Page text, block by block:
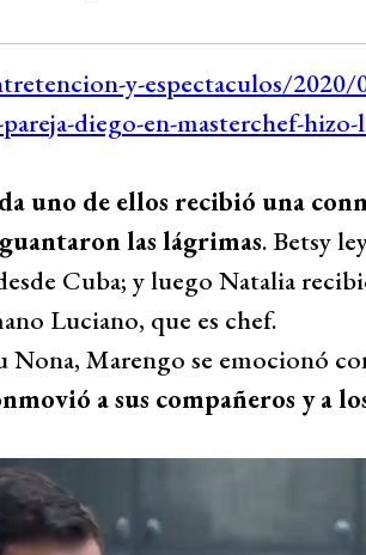
uno de ellos recibió una
las lágrimas. Betsy
Cuba; y luego Natalia
Luciano, que es chef.
Marengo se emocionó
a sus compañeros y a